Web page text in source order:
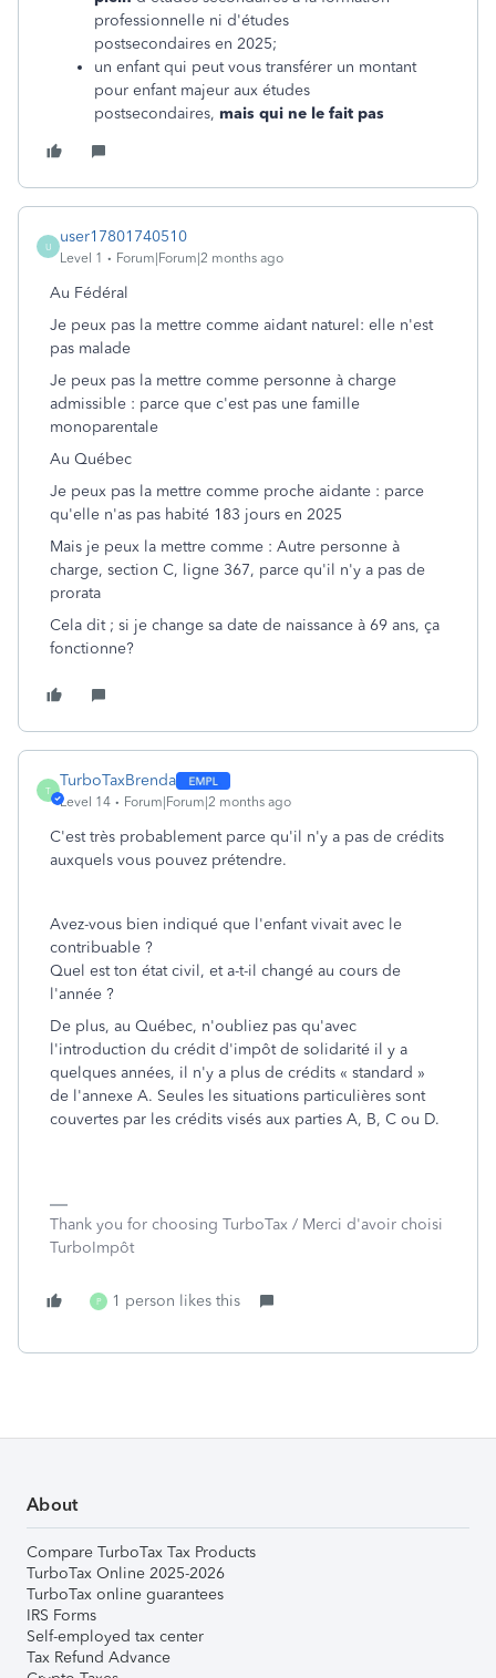
professionnelle ni d'études
postsecondaires en 2025;
un enfant qui peut vous transférer un montant
pour enfant majeur aux études
postsecondaires, mais qui ne le fait pas
U
user17801740510
Level 1 Forum|Forum|2 months ago
Au Fédéral
Je peux pas la mettre comme aidant naturel: elle n'est
pas malade
Je peux pas la mettre comme personne à charge
admissible : parce que c'est pas une famille
monoparentale
Au Québec
Je peux pas la mettre comme proche aidante : parce
qu'elle n'as pas habité 183 jours en 2025
Mais je peux la mettre comme : Autre personne à
charge, section C, ligne 367, parce qu'il n'y a pas de
prorata
Cela dit ; si je change sa date de naissance à 69 ans, ça
fonctionne?
T
TurboTaxBrenda
Level 14 Forum|Forum|2 months ago
C'est très probablement parce qu'il n'y a pas de crédits
auxquels vous pouvez prétendre.
Avez-vous bien indiqué que l'enfant vivait avec le
contribuable ?
Quel est ton état civil, et a-t-il changé au cours de
l'année ?
De plus, au Québec, n'oubliez pas qu'avec
l'introduction du crédit d'impôt de solidarité il y a
quelques années, il n'y a plus de crédits « standard »
de l'annexe A. Seules les situations particulières sont
couvertes par les crédits visés aux parties A, B, C ou D.
Thank you for choosing TurboTax / Merci d'avoir choisi
TurboImpôt
P 1 person likes this
About
Compare TurboTax Tax Products
TurboTax Online 2025-2026
TurboTax online guarantees
IRS Forms
Self-employed tax center
Tax Refund Advance